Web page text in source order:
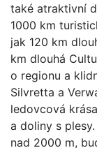
také atraktivní
1000 km
jak 120 km
km dlouhá
o regionu a
Silvretta a
ledovcová
a doliny s
nad 2000 m,